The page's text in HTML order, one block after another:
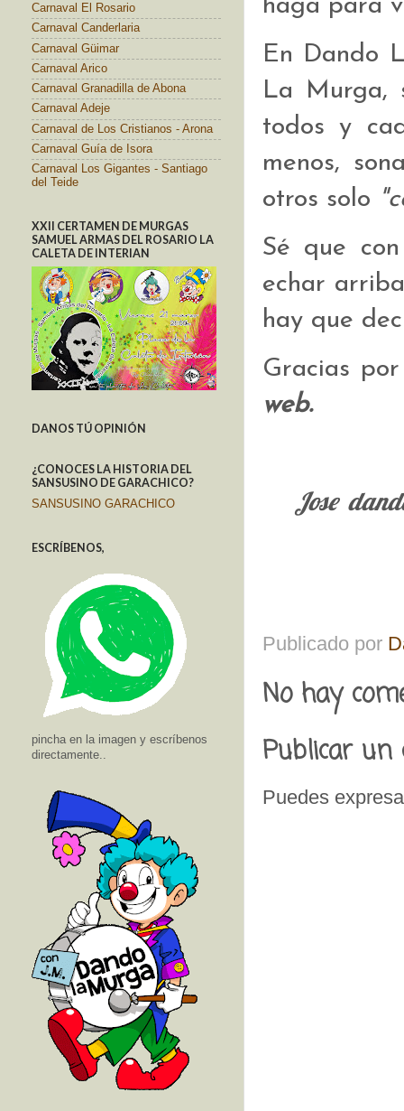
haga para
En Dando
La Murga,
todos y
menos,
otros solo
Sé que
echar
hay que
Gracias
web.
Jose
Publicado por
No hay
Publicar
Puedes
Carnaval El Rosario
Carnaval Canderlaria
Carnaval Güimar
Carnaval Arico
Carnaval Granadilla de Abona
Carnaval Adeje
Carnaval de Los Cristianos - Arona
Carnaval Guía de Isora
Carnaval Los Gigantes - Santiago
del Teide
XXII CERTAMEN DE MURGAS
SAMUEL ARMAS DEL ROSARIO LA
CALETA DE INTERIAN
DANOS TÚ OPINIÓN
¿CONOCES LA HISTORIA DEL
SANSUSINO DE GARACHICO?
SANSUSINO GARACHICO
ESCRÍBENOS,
pincha en la imagen y escríbenos
directamente..